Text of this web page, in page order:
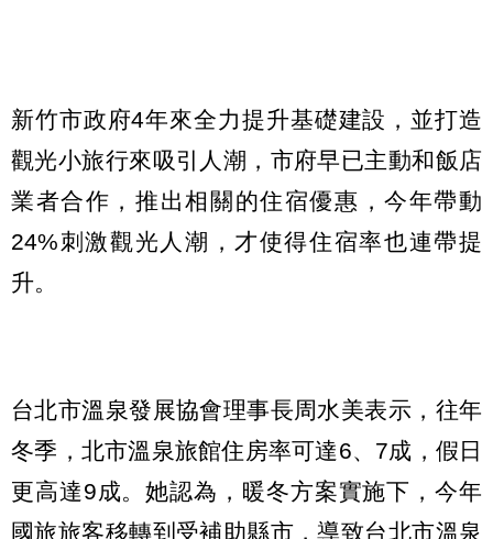
新竹市政府4年來全力提升基礎建設，並打造
觀光小旅行來吸引人潮，市府早已主動和飯店
業者合作，推出相關的住宿優惠，今年帶動
24%刺激觀光人潮，才使得住宿率也連帶提
升。
台北市溫泉發展協會理事長周水美表示，往年
冬季，北市溫泉旅館住房率可達6、7成，假日
更高達9成。她認為，暖冬方案實施下，今年
國旅旅客移轉到受補助縣市，導致台北市溫泉